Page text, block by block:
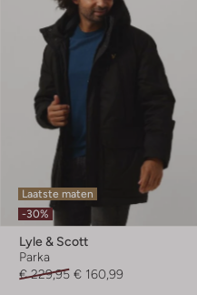
Laatste maten
-30%
Lyle & Scott
Parka
€ 229,95 € 160,99